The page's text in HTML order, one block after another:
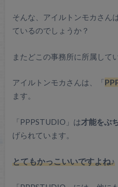
そんな、アイルトンモカさん
ているのでしょうか？
またどこの事務所に所属して
アイルトンモカさんは、「
ます。
「PPPSTUDIO」は才能をぶ
げられています。
とてもかっこいいですよね♪